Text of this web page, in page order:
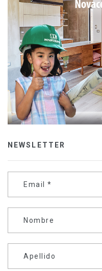
NEWSLETTER
Email *
Nombre
Apellido